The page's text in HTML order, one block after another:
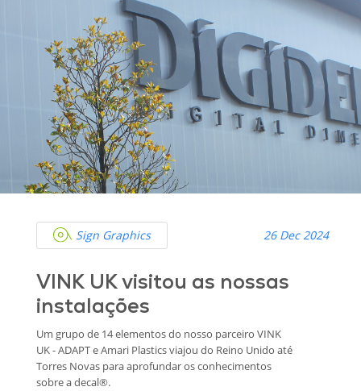
Sign Graphics 26 Dec 2024
VINK UK visitou as nossas
instalações
Um grupo de 14 elementos do nosso parceiro VINK
UK - ADAPT e Amari Plastics viajou do Reino Unido até
Torres Novas para aprofundar os conhecimentos
sobre a decal®.